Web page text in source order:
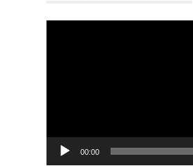
00:00